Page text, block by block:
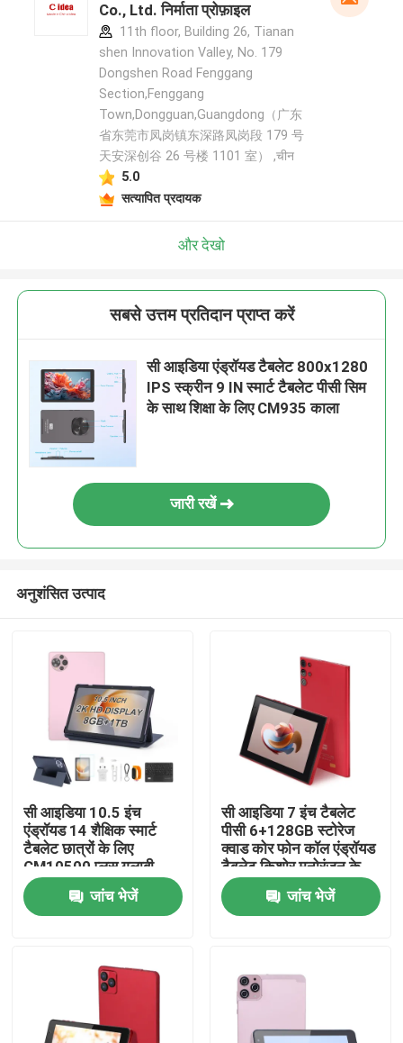
वीडियो
Co., Ltd. निर्माता प्रोफ़ाइल
11th floor, Building 26, Tianan
shen Innovation Valley, No. 179
Dongshen Road Fenggang
Section,Fenggang
Town,Dongguan,Guangdong（广东
省东莞市凤岗镇东深路凤岗段 179 号
天安深创谷 26 号楼 1101 室） ,चीन
5.0
सत्यापित प्रदायक
और देखो
सबसे उत्तम प्रतिदान प्राप्त करें
सी आइडिया एंड्रॉयड टैबलेट 800x1280
IPS स्क्रीन 9 IN स्मार्ट टैबलेट पीसी सिम
के साथ शिक्षा के लिए CM935 काला
जारी रखें
अनुशंसित उत्पाद
सी आइडिया 10.5 इंच
एंड्रॉयड 14 शैक्षिक स्मार्ट
टैबलेट छात्रों के लिए
CM10500 प्लस गुलाबी
जांच भेजें
सी आइडिया 7 इंच टैबलेट
पीसी 6+128GB स्टोरेज
क्वाड कोर फोन कॉल एंड्रॉयड
टैबलेट किशोर मनोरंजन के
लिए समर्थन CM522
जांच भेजें